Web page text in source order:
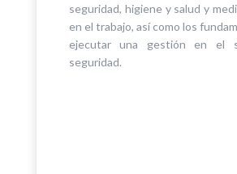
seguridad, higiene y salud y
en el trabajo, así como los
ejecutar una gestión en el
seguridad.